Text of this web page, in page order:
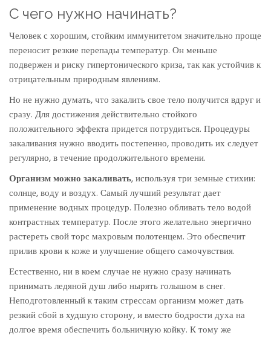
С чего нужно начинать?
Человек с хорошим, стойким иммунитетом значительно проще
переносит резкие перепады температур. Он меньше
подвержен и риску гипертонического криза, так как устойчив к
отрицательным природным явлениям.
Но не нужно думать, что закалить свое тело получится вдруг и
сразу. Для достижения действительно стойкого
положительного эффекта придется потрудиться. Процедуры
закаливания нужно вводить постепенно, проводить их следует
регулярно, в течение продолжительного времени.
Организм можно закаливать, используя три земные стихии:
солнце, воду и воздух. Самый лучший результат дает
применение водных процедур. Полезно обливать тело водой
контрастных температур. После этого желательно энергично
растереть свой торс махровым полотенцем. Это обеспечит
прилив крови к коже и улучшение общего самочувствия.
Естественно, ни в коем случае не нужно сразу начинать
принимать ледяной душ либо нырять голышом в снег.
Неподготовленный к таким стрессам организм может дать
резкий сбой в худшую сторону, и вместо бодрости духа на
долгое время обеспечить больничную койку. К тому же